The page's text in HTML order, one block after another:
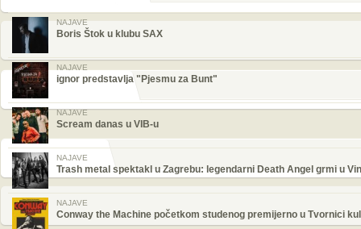
NAJAVE
Boris Štok u klubu SAX
NAJAVE
ignor predstavlja "Pjesmu za Bunt"
NAJAVE
Scream danas u VIB-u
NAJAVE
Trash metal spektakl u Zagrebu: legendarni Death Angel grmi u
NAJAVE
Conway the Machine početkom studenog premijerno u Tvornici